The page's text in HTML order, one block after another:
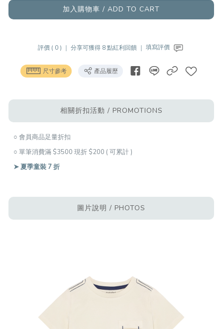
加入購物車 / ADD TO CART
評價 ( 0 ) ｜ 分享可獲得 8 點紅利回饋 ｜ 填寫評價
尺寸參考 產品履歷
相關折扣活動 / PROMOTIONS
○ 會員商品足量折扣
○ 單筆消費滿 $3500 現折 $200 ( 可累計 )
➤ 夏季童裝 7 折
圖片說明 / PHOTOS